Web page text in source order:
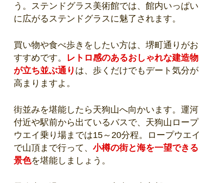
う。ステンドグラス美術館では、館内いっぱい
に広がるステンドグラスに魅了されます。
買い物や食べ歩きをしたい方は、堺町通りがお
すすめです。 レトロ感のあるおしゃれな建造物
が立ち並ぶ通り は、歩くだけでもデート気分が
高まりますよ。
街並みを堪能したら天狗山へ向かいます。運河
付近や駅前から出ているバスで、天狗山ロープ
ウエイ乗り場までは15～20分程。ロープウエイ
で山頂まで行って、 小樽の街と海を一望できる
景色を堪能しましょう。